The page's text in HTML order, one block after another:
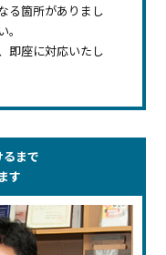
る箇所がありまし
即座に対応いたし
まで
す